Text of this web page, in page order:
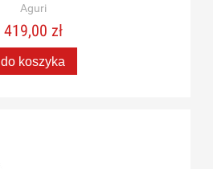
Aguri
419,00 zł
do koszyka